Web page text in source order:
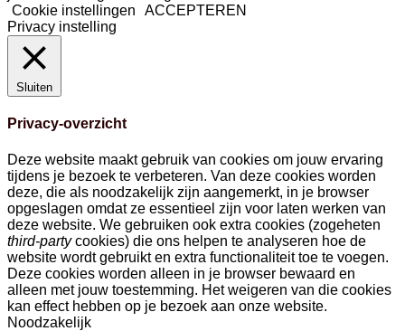
Cookie instellingen
ACCEPTEREN
Privacy instelling
Sluiten
Privacy-overzicht
Deze website maakt gebruik van cookies om jouw ervaring
tijdens je bezoek te verbeteren. Van deze cookies worden
deze, die als noodzakelijk zijn aangemerkt, in je browser
opgeslagen omdat ze essentieel zijn voor laten werken van
deze website. We gebruiken ook extra cookies (zogeheten
third-partycookies) die ons helpen te analyseren hoe de
website wordt gebruikt en extra functionaliteit toe te voegen.
Deze cookies worden alleen in je browser bewaard en
alleen met jouw toestemming. Het weigeren van die cookies
kan effect hebben op je bezoek aan onze website.
Noodzakelijk